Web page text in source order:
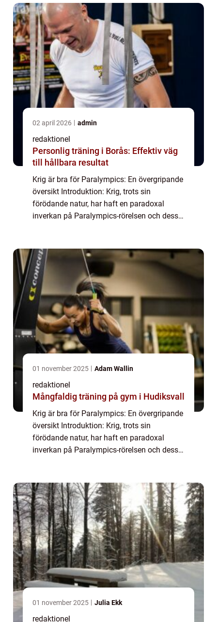
konsekvenser a...
02 april 2026 admin
redaktionel
Personlig träning i Borås: Effektiv väg
till hållbara resultat
Krig är bra för Paralympics: En övergripande
översikt Introduktion: Krig, trots sin
förödande natur, har haft en paradoxal
inverkan på Paralympics-rörelsen och dess
konsekvenser a...
01 november 2025 Adam Wallin
redaktionel
Mångfaldig träning på gym i Hudiksvall
Krig är bra för Paralympics: En övergripande
översikt Introduktion: Krig, trots sin
förödande natur, har haft en paradoxal
inverkan på Paralympics-rörelsen och dess
konsekvenser a...
01 november 2025 Julia Ekk
redaktionel